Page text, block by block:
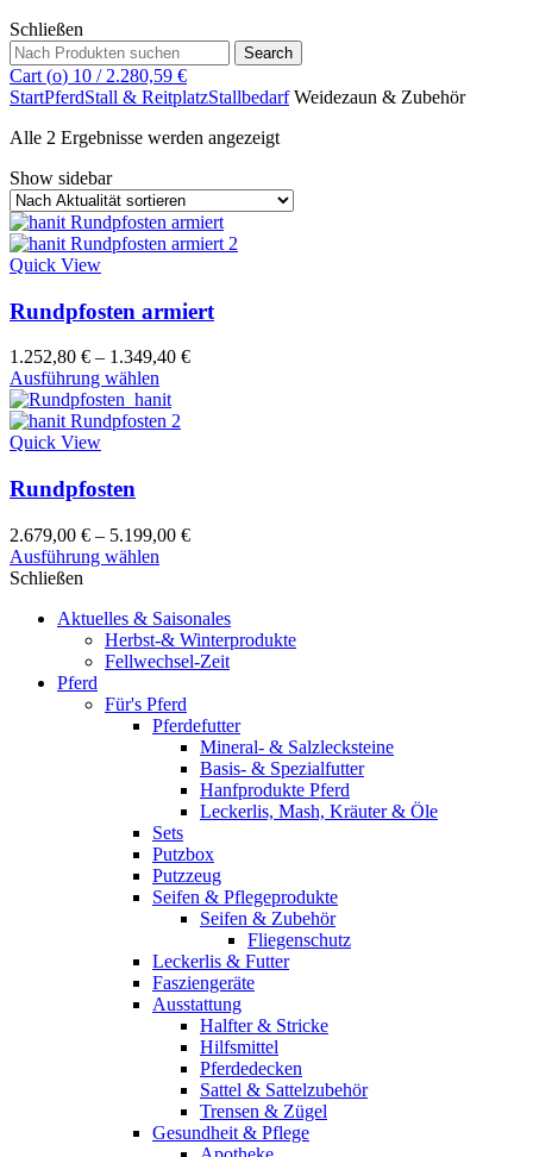
Schließen
Search
for:
Search
Cart (o) 10 / 2.280,59 €
StartPferdStall & ReitplatzStallbedarfWeidezaun & Zubehör
Alle 2 Ergebnisse werden angezeigtNach
Show sidebar
Quick View
Rundpfosten armiert
1.252,80 € – 1.349,40 €
Ausführung wählen
Produkt
weist
Optionen
können
auf
Produktseite
gewählt
werden
Quick View
Rundpfosten
2.679,00 € – 5.199,00 €
Ausführung wählen
mehrere
Varianten
auf.
Optionen
können
auf
der
Produktseite
gewählt
werden
Schließen
Aktuelles & Saisonales
Herbst-& Winterprodukte
Fellwechsel-Zeit
Pferd
Für's Pferd
Pferdefutter
Mineral- & Salzlecksteine
Basis- & Spezialfutter
Hanfprodukte Pferd
Leckerlis, Mash, Kräuter & Öle
Sets
Putzbox
Putzzeug
Seifen & Pflegeprodukte
Seifen & Zubehör
Fliegenschutz
Leckerlis & Futter
Fasziengeräte
Ausstattung
Halfter & Stricke
Hilfsmittel
Pferdedecken
Sattel & Sattelzubehör
Trensen & Zügel
Gesundheit & Pflege